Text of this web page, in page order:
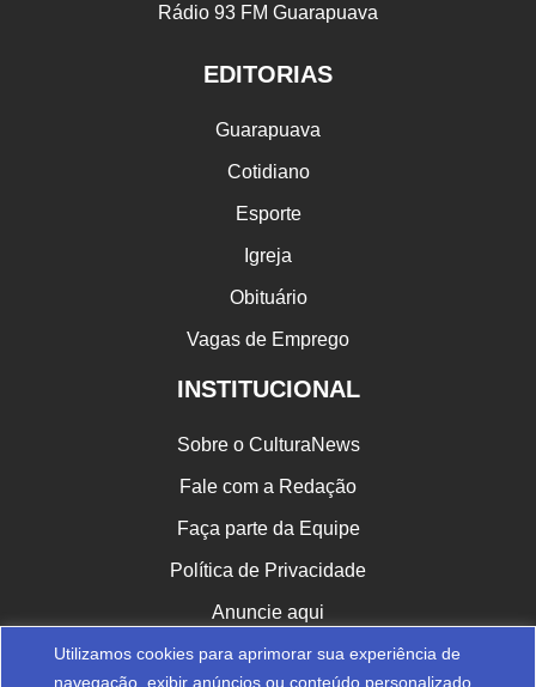
Utilizamos cookies para aprimorar sua experiência de
navegação, exibir anúncios ou conteúdo personalizado
Rádio 93 FM Guarapuava
EDITORIAS
Guarapuava
Cotidiano
Esporte
Igreja
Obituário
Vagas de Emprego
INSTITUCIONAL
Sobre o CulturaNews
Fale com a Redação
Faça parte da Equipe
Política de Privacidade
Anuncie aqui
CULTURA NAS REDES